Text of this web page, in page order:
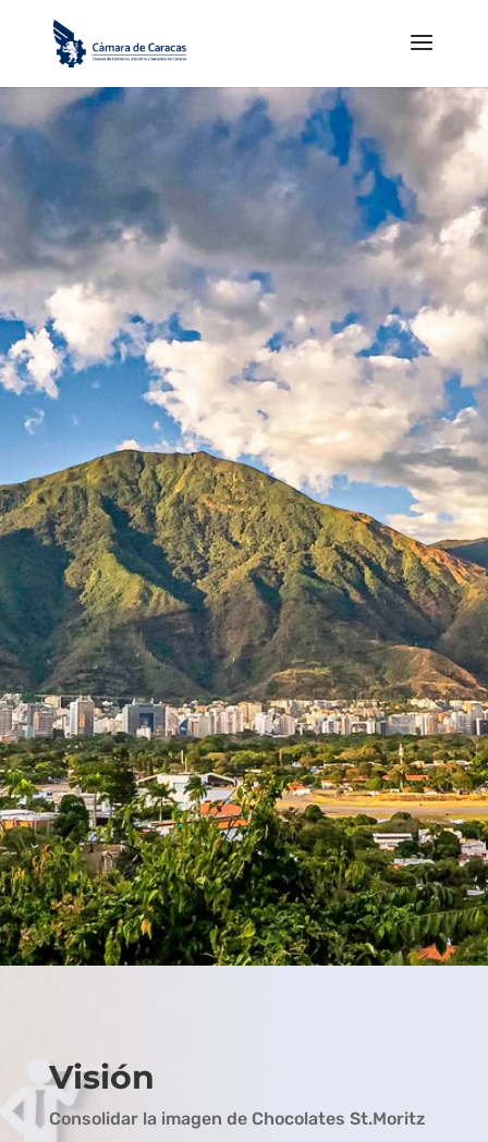
Misión
Fabricar y distribuir
chocolate de alta calidad
que satisfaga plenamente a
nuestros consumidores y
clientes, optimizando la
rentabilidad del negocio de
nuestros accionistas,
contando para ello con el
respaldo y compromiso de
nuestros proveedores así
como la identificación con
las metas de nuestra
organización por parte del
equipo laboral en un
ambiente dinámico, y de
alta motivación al logro.
Visión
Consolidar la imagen de Chocolates St.Moritz